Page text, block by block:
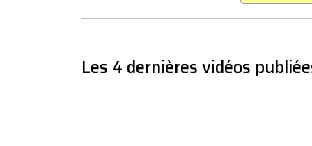
Les 4 dernières vidéos